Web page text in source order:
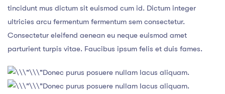
tincidunt mus dictum sit euismod cum id. Dictum integer
ultricies arcu fermentum fermentum sem consectetur.
Consectetur eleifend aenean eu neque euismod amet
parturient turpis vitae. Faucibus ipsum felis et duis fames.
Donec purus posuere nullam lacus aliquam.
Donec purus posuere nullam lacus aliquam.